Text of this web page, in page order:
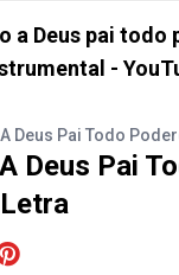
a Deus pai todo
-
Deus Pai Todo
Deus Pai